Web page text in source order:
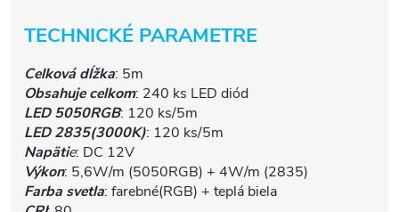
TECHNICKÉ PARAMETRE
Celková dĺžka: 5m
Obsahuje celkom: 240 ks LED diód
LED 5050RGB: 120 ks/5m
LED 2835(3000K): 120 ks/5m
Napätie: DC 12V
Výkon: 5,6W/m (5050RGB) + 4W/m (2835)
Farba svetla: farebné(RGB) + teplá biela